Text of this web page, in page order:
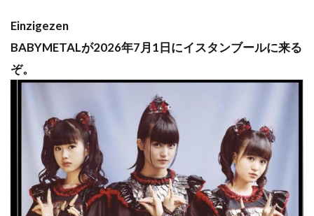
Einzigezen
BABYMETALが2026年7月1日にイスタンブールに来る
ぞ。